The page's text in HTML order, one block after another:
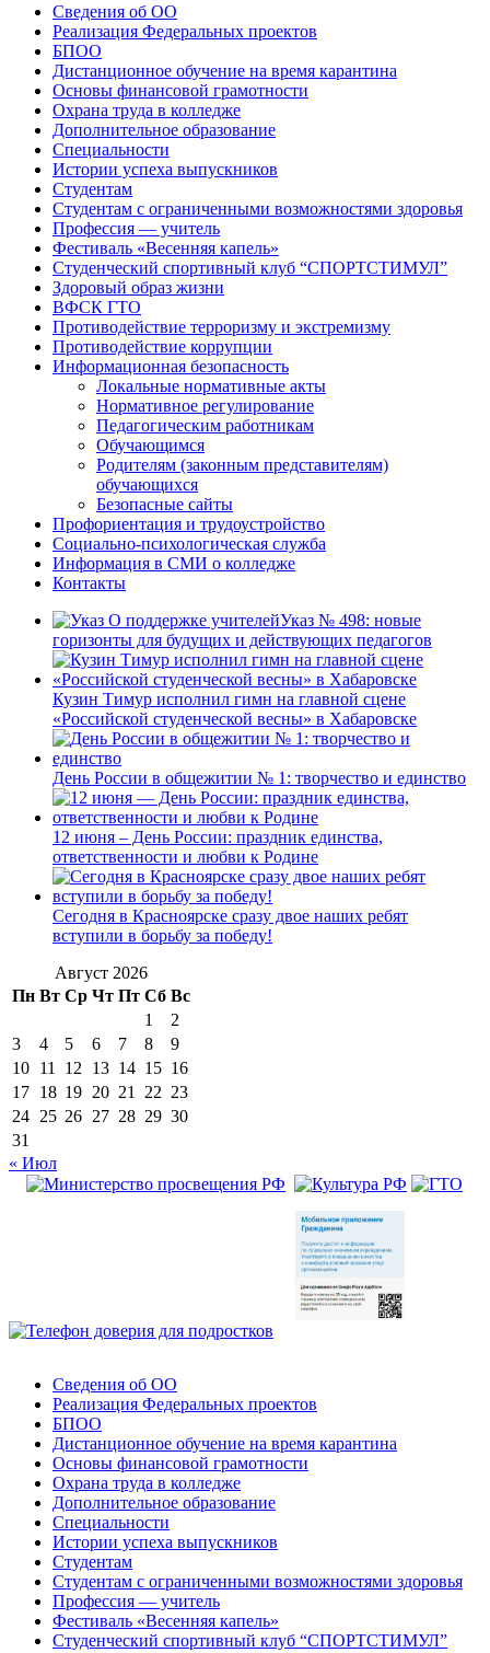
Сведения об ОО
Реализация Федеральных проектов
БПОО
Дистанционное обучение на время карантина
Основы финансовой грамотности
Охрана труда в колледже
Дополнительное образование
Специальности
Истории успеха выпускников
Студентам
Студентам с ограниченными возможностями здоровья
Профессия — учитель
Фестиваль «Весенняя капель»
Студенческий спортивный клуб “СПОРТСТИМУЛ”
Здоровый образ жизни
ВФСК ГТО
Противодействие терроризму и экстремизму
Противодействие коррупции
Информационная безопасность
Локальные нормативные акты
Нормативное регулирование
Педагогическим работникам
Обучающимся
Родителям (законным представителям)
обучающихся
Безопасные сайты
Профориентация и трудоустройство
Социально-психологическая служба
Информация в СМИ о колледже
Контакты
Указ № 498: новые
горизонты для будущих и действующих педагогов
Кузин Тимур исполнил гимн на главной сцене
«Российской студенческой весны» в Хабаровске
День России в общежитии № 1: творчество и единство
12 июня – День России: праздник единства,
ответственности и любви к Родине
Сегодня в Красноярске сразу двое наших ребят
вступили в борьбу за победу!
Август 2026
Пн Вт Ср Чт Пт Сб Вс
1
2
3
4 5 6 7 8
9
10 11 12 13 14 15 16
17 18 19 20 21 22 23
24 25 26 27 28 29 30
31
« Июл
Сведения об ОО
Реализация Федеральных проектов
БПОО
Дистанционное обучение на время карантина
Основы финансовой грамотности
Охрана труда в колледже
Дополнительное образование
Специальности
Истории успеха выпускников
Студентам
Студентам с ограниченными возможностями здоровья
Профессия — учитель
Фестиваль «Весенняя капель»
Студенческий спортивный клуб “СПОРТСТИМУЛ”